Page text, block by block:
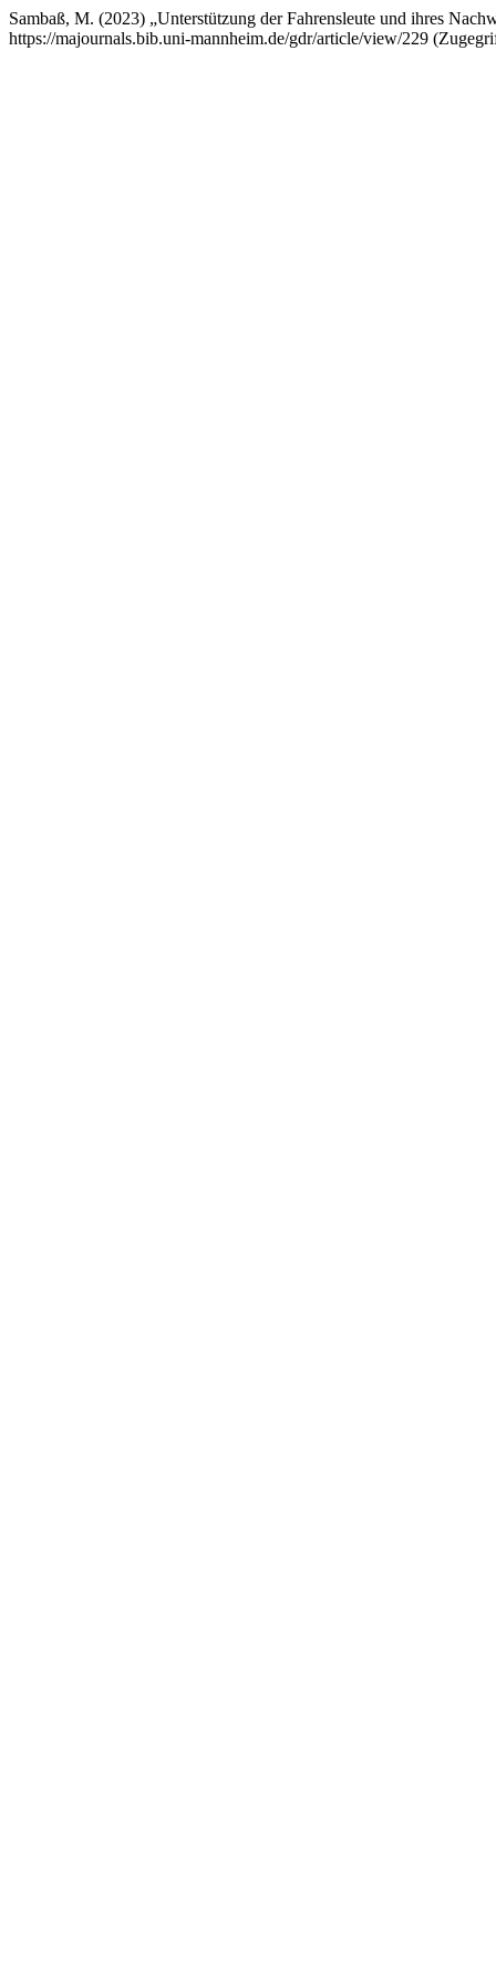
Sambaß, M. (2023) „Unterstützung der Fahrensleute und ihres
https://majournals.bib.uni-mannheim.de/gdr/article/view/229